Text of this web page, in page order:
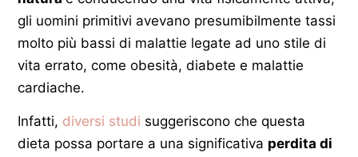
gli uomini primitivi avevano presumibilmente tassi
molto più bassi di malattie legate ad uno stile di
vita errato, come obesità, diabete e malattie
cardiache.
Infatti, diversi studi suggeriscono che questa
dieta possa portare a una significativa perdita di